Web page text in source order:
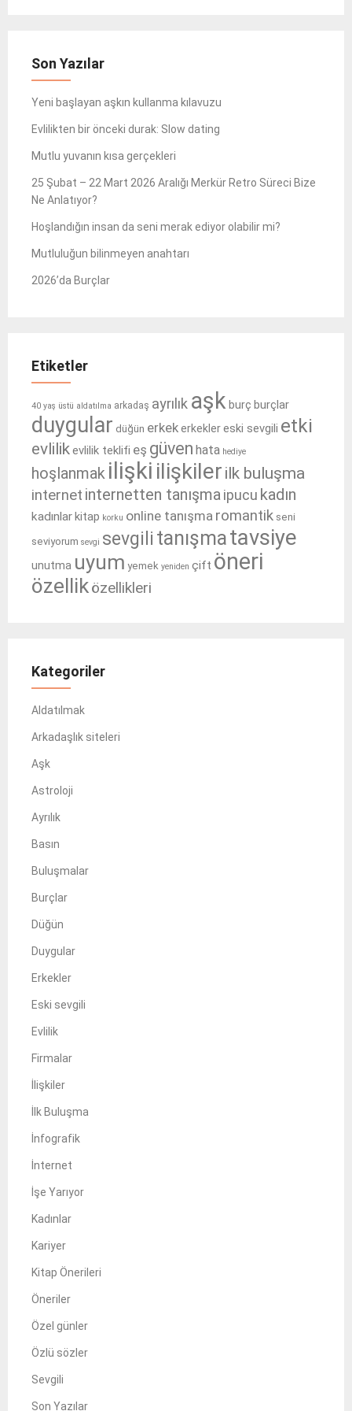
Son Yazılar
Yeni başlayan aşkın kullanma kılavuzu
Evlilikten bir önceki durak: Slow dating
Mutlu yuvanın kısa gerçekleri
25 Şubat – 22 Mart 2026 Aralığı Merkür Retro Süreci Bize
Ne Anlatıyor?
Hoşlandığın insan da seni merak ediyor olabilir mi?
Mutluluğun bilinmeyen anahtarı
2026’da Burçlar
Etiketler
40 yaş üstü aldatılma arkadaş ayrılık aşk burç burçlar
duygular düğün erkekerkeklereski sevgili etki
evlilikevlilik teklifi eş güven hata hediye
hoşlanmak ilişki ilişkiler ilk buluşma
internet internetten tanışma ipucu kadın
kadınlarkitap korku online tanışma romantik seni
seviyorum sevgi sevgili tanışmatavsiye
unutma uyum yemek yeniden çift öneri
özelliközellikleri
Kategoriler
Aldatılmak
Arkadaşlık siteleri
Aşk
Astroloji
Ayrılık
Basın
Buluşmalar
Burçlar
Düğün
Duygular
Erkekler
Eski sevgili
Evlilik
Firmalar
İlişkiler
İlk Buluşma
İnfografik
İnternet
İşe Yarıyor
Kadınlar
Kariyer
Kitap Önerileri
Öneriler
Özel günler
Özlü sözler
Sevgili
Son Yazılar